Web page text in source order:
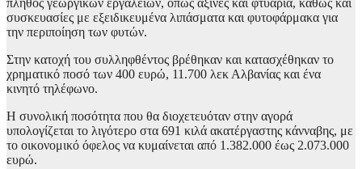
συσκευασίες με εξειδικευμένα λιπάσματα και φυτοφάρμακα για
την περιποίηση των φυτών.
Στην κατοχή του συλληφθέντος βρέθηκαν και κατασχέθηκαν το
χρηματικό ποσό των 400 ευρώ, 11.700 λεκ Αλβανίας και ένα
κινητό τηλέφωνο.
Η συνολική ποσότητα που θα διοχετευόταν στην αγορά
υπολογίζεται το λιγότερο στα 691 κιλά ακατέργαστης κάνναβης, με
το οικονομικό όφελος να κυμαίνεται από 1.382.000 έως 2.073.000
ευρώ.